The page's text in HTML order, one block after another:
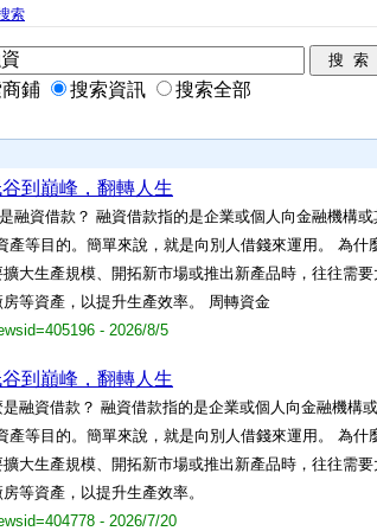
索
鋪 搜索資訊 搜索全部
到巔峰，翻轉人生
融資借款？ 融資借款指的是企業或個人向金融機構或
等目的。簡單來說，就是向別人借錢來運用。 為什
大生產規模、開拓新市場或推出新產品時，往往需要
等資產，以提升生產效率。 周轉資金
- 2026/8/5
到巔峰，翻轉人生
融資借款？ 融資借款指的是企業或個人向金融機構
等目的。簡單來說，就是向別人借錢來運用。 為什
大生產規模、開拓新市場或推出新產品時，往往需要
等資產，以提升生產效率。
- 2026/7/20